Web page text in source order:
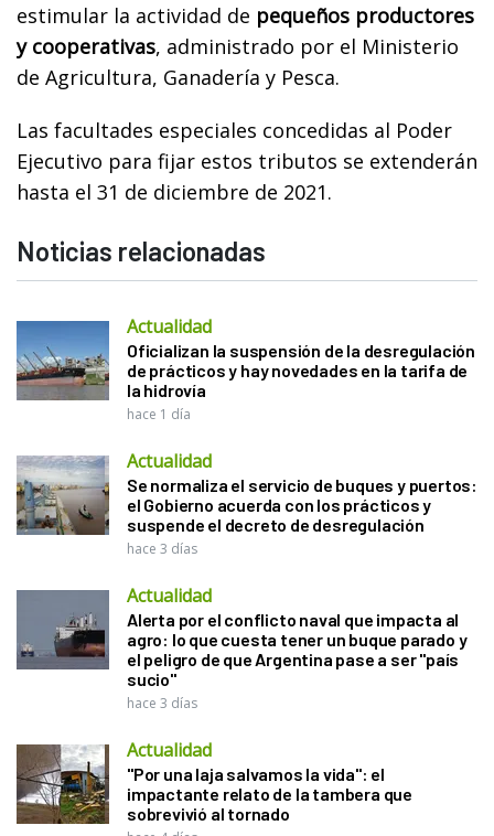
estimular la actividad de pequeños productores
y cooperativas, administrado por el Ministerio
de Agricultura, Ganadería y Pesca.
Las facultades especiales concedidas al Poder
Ejecutivo para fijar estos tributos se extenderán
hasta el 31 de diciembre de 2021.
Noticias relacionadas
Actualidad
Oficializan la suspensión de la desregulación
de prácticos y hay novedades en la tarifa de
la hidrovía
hace 1 día
Actualidad
Se normaliza el servicio de buques y puertos:
el Gobierno acuerda con los prácticos y
suspende el decreto de desregulación
hace 3 días
Actualidad
Alerta por el conflicto naval que impacta al
agro: lo que cuesta tener un buque parado y
el peligro de que Argentina pase a ser "país
sucio"
hace 3 días
Actualidad
"Por una laja salvamos la vida": el
impactante relato de la tambera que
sobrevivió al tornado